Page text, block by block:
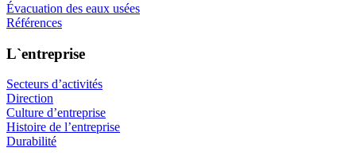
Évacuation des eaux usées
Références
L`entreprise
Secteurs d’activités
Direction
Culture d’entreprise
Histoire de l’entreprise
Durabilité